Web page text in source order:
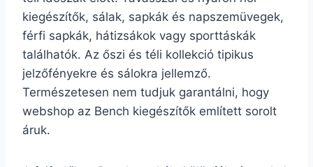
kiegészítők, sálak, sapkák és napszemüvegek,
férfi sapkák, hátizsákok vagy sporttáskák
találhatók. Az őszi és téli kollekció tipikus
jelzőfényekre és sálokra jellemző.
Természetesen nem tudjuk garantálni, hogy
webshop az Bench kiegészítők említett sorolt
áruk.